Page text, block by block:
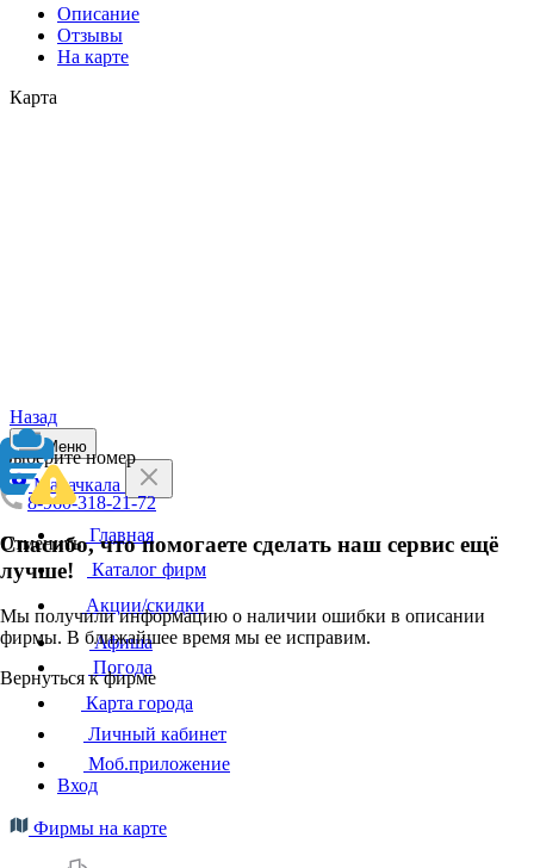
Описание
Отзывы
На карте
Карта
Назад
Выберите номер
8-960-318-21-72
Отменить
Спасибо, что помогаете сделать наш сервис ещё
лучше!
Мы получили информацию о наличии ошибки в описании
фирмы. В ближайшее время мы ее исправим.
Вернуться к фирме
Меню
Махачкала
Главная
Каталог фирм
Акции/скидки
Афиша
Погода
Карта города
Личный кабинет
Моб.приложение
Вход
Фирмы на карте